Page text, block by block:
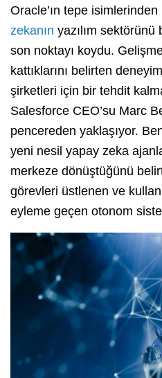
Oracle’ın tepe
zekanın yazılım sektörünü
son noktayı koydu.
kattıklarını belirten
şirketleri için bir tehdit
Salesforce CEO’su Marc
pencereden yaklaşıyor.
yeni nesil yapay zeka
merkeze dönüştüğünü
görevleri üstlenen ve
eyleme geçen otonom